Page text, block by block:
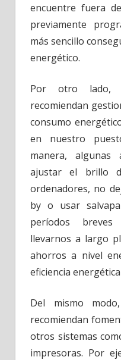
encuentre fuera
previamente
más sencillo
energético.
Por otro lado,
recomiendan
consumo
en nuestro
manera, algunas
ajustar el brillo
ordenadores, no
by o usar
períodos
llevarnos a largo
ahorros a nivel
eficiencia
Del mismo
recomiendan
otros sistemas
impresoras. Por